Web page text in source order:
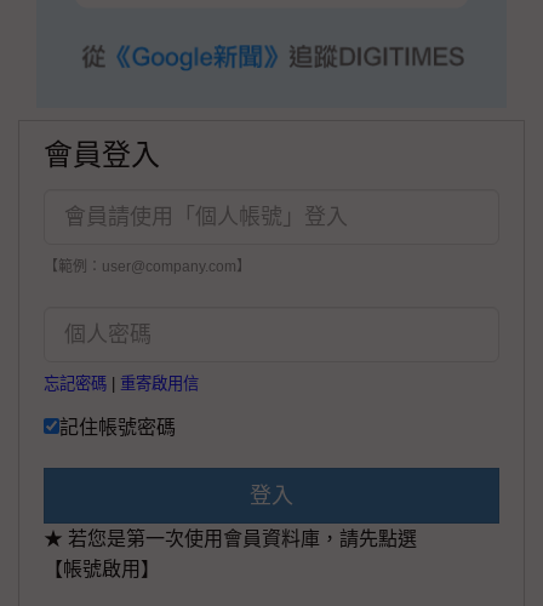
會員登入
【範例：user@company.com】
忘記密碼 重寄啟用信
記住帳號密碼
登入
★ 若您是第一次使用會員資料庫，請先點選
【帳號啟用】